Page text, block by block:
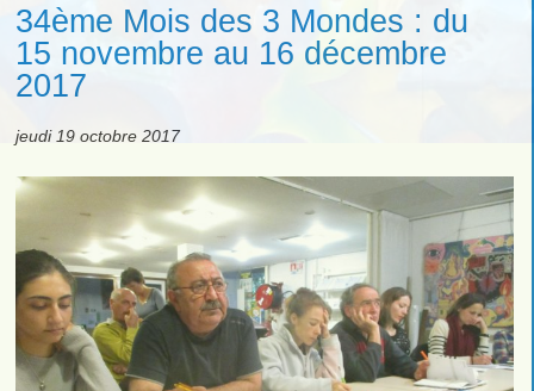
34ème Mois des 3 Mondes : du
15 novembre au 16 décembre
2017
jeudi 19 octobre 2017